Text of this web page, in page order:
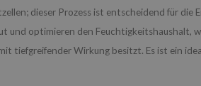
dieser Prozess ist entscheidend für die
und optimieren den Feuchtigkeitshaushalt,
tiefgreifender Wirkung besitzt. Es ist ein